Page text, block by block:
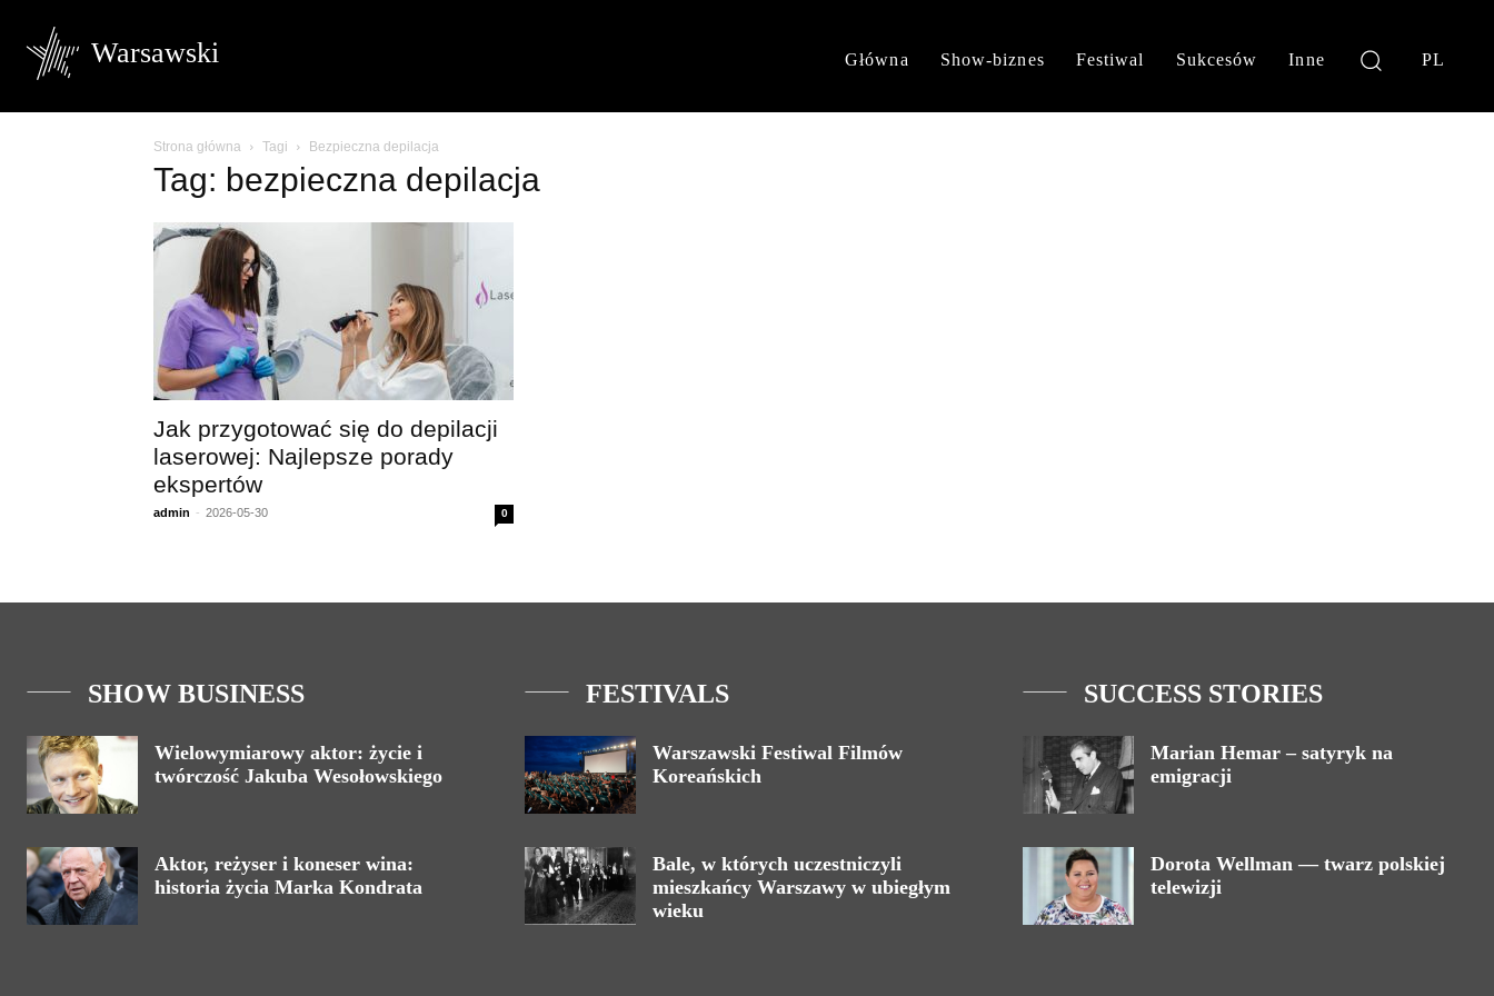
Warsawski Główna Show-biznes Festiwal Sukcesów Inne PL
Strona główna Tagi Bezpieczna depilacja
Tag: bezpieczna depilacja
Jak przygotować się do depilacji
laserowej: Najlepsze porady
ekspertów
admin - 2026-05-30 0
SHOW BUSINESS
Wielowymiarowy aktor: życie i
twórczość Jakuba Wesołowskiego
Aktor, reżyser i koneser wina:
historia życia Marka Kondrata
FESTIVALS
Warszawski Festiwal Filmów
Koreańskich
Bale, w których uczestniczyli
mieszkańcy Warszawy w ubiegłym
wieku
SUCCESS STORIES
Marian Hemar – satyryk na
emigracji
Dorota Wellman — twarz polskiej
telewizji